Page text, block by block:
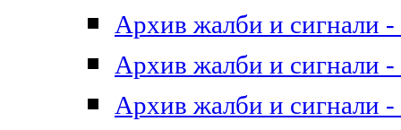
Архив жалби и сигнали -
Архив жалби и сигнали -
Архив жалби и сигнали -